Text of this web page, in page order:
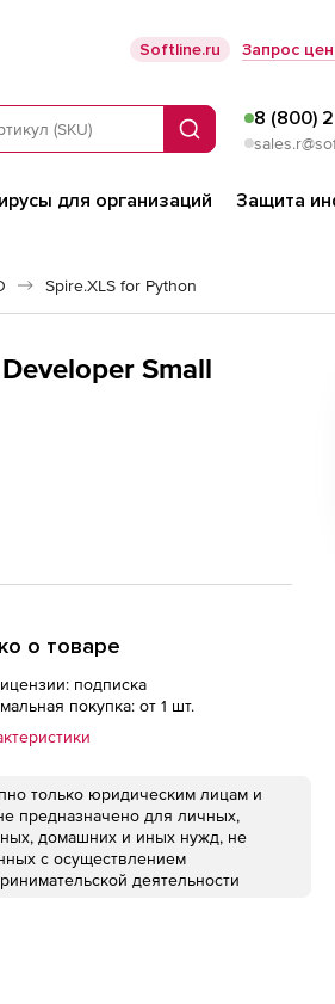
Softline.ru Запрос
Поиск
8 (800)
для организаций Защита
Spire.XLS for Python
Small
о товаре
подписка
покупка: от 1 шт.
только юридическим лицам и
предназначено для личных,
домашних и иных нужд, не
с осуществлением
деятельности